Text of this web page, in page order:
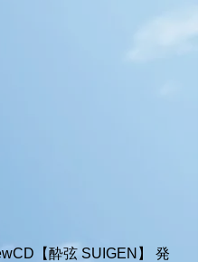
【酔弦 SUIGEN】 発